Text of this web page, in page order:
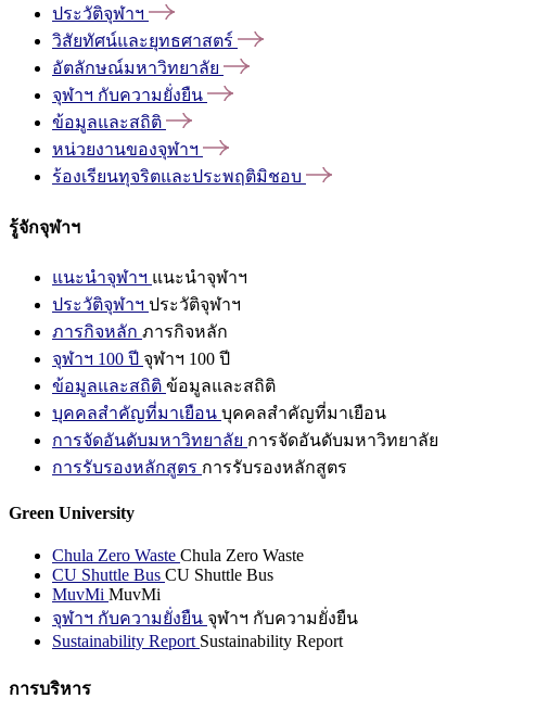
ประวัติจุฬาฯ
วิสัยทัศน์และยุทธศาสตร์
อัตลักษณ์มหาวิทยาลัย
จุฬาฯ กับความยั่งยืน
ข้อมูลและสถิติ
หน่วยงานของจุฬาฯ
ร้องเรียนทุจริตและประพฤติมิชอบ
รู้จักจุฬาฯ
แนะนำจุฬาฯ แนะนำจุฬาฯ
ประวัติจุฬาฯ ประวัติจุฬาฯ
ภารกิจหลัก ภารกิจหลัก
จุฬาฯ 100 ปี จุฬาฯ 100 ปี
ข้อมูลและสถิติ ข้อมูลและสถิติ
บุคคลสำคัญที่มาเยือน บุคคลสำคัญที่มาเยือน
การจัดอันดับมหาวิทยาลัย การจัดอันดับมหาวิทยาลัย
การรับรองหลักสูตร การรับรองหลักสูตร
Green University
Chula Zero Waste Chula Zero Waste
CU Shuttle Bus CU Shuttle Bus
MuvMi MuvMi
จุฬาฯ กับความยั่งยืน จุฬาฯ กับความยั่งยืน
Sustainability Report Sustainability Report
การบริหาร